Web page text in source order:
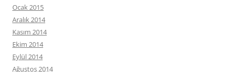
Ocak 2015
Aralık 2014
Kasım 2014
Ekim 2014
Eylül 2014
Ağustos 2014